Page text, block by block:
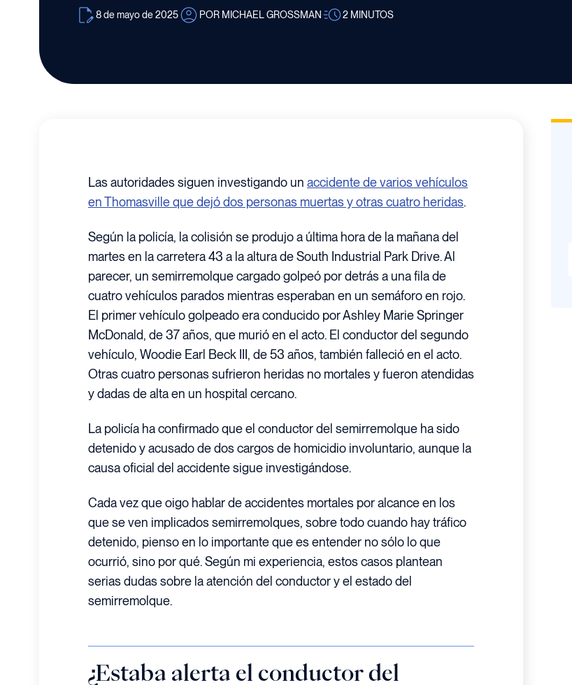
8 de mayo de 2025 POR MICHAEL GROSSMAN 2 MINUTOS
Las autoridades siguen investigando un accidente de varios vehículos
en Thomasville que dejó dos personas muertas y otras cuatro heridas.
Según la policía, la colisión se produjo a última hora de la mañana del
martes en la carretera 43 a la altura de South Industrial Park Drive. Al
parecer, un semirremolque cargado golpeó por detrás a una fila de
cuatro vehículos parados mientras esperaban en un semáforo en rojo.
El primer vehículo golpeado era conducido por Ashley Marie Springer
McDonald, de 37 años, que murió en el acto. El conductor del segundo
vehículo, Woodie Earl Beck III, de 53 años, también falleció en el acto.
Otras cuatro personas sufrieron heridas no mortales y fueron atendidas
y dadas de alta en un hospital cercano.
La policía ha confirmado que el conductor del semirremolque ha sido
detenido y acusado de dos cargos de homicidio involuntario, aunque la
causa oficial del accidente sigue investigándose.
Cada vez que oigo hablar de accidentes mortales por alcance en los
que se ven implicados semirremolques, sobre todo cuando hay tráfico
detenido, pienso en lo importante que es entender no sólo lo que
ocurrió, sino por qué. Según mi experiencia, estos casos plantean
serias dudas sobre la atención del conductor y el estado del
semirremolque.
¿Estaba alerta el conductor del